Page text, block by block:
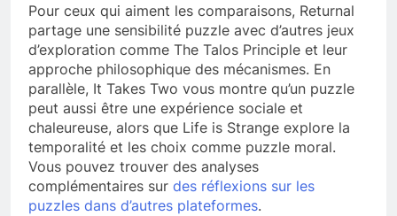
Pour ceux qui aiment les comparaisons, Returnal
partage une sensibilité puzzle avec d’autres jeux
d’exploration comme The Talos Principle et leur
approche philosophique des mécanismes. En
parallèle, It Takes Two vous montre qu’un puzzle
peut aussi être une expérience sociale et
chaleureuse, alors que Life is Strange explore la
temporalité et les choix comme puzzle moral.
Vous pouvez trouver des analyses
complémentaires sur des réflexions sur les
puzzles dans d’autres plateformes.